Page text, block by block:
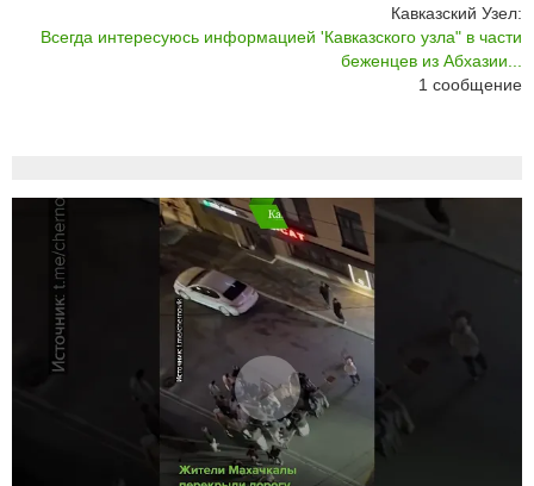
Кавказский Узел:
Всегда интересуюсь информацией 'Кавказского узла" в части
беженцев из Абхазии...
1 сообщение